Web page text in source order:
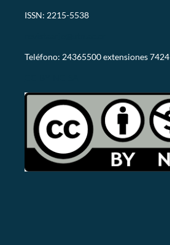
ISSN: 2215-5538
Teléfono: 24365500 extensiones 7424